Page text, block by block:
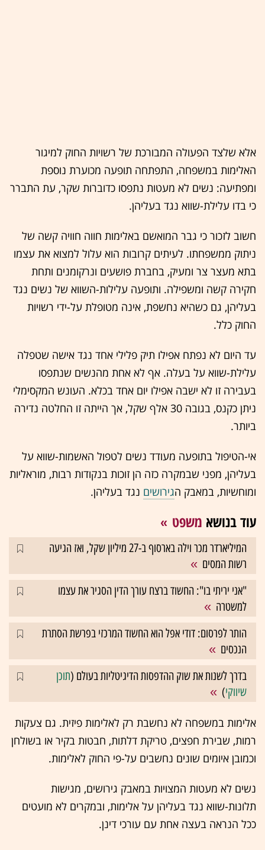
אלא שלצד הפעולה המבורכת של רשויות החוק למיגור
האלימות במשפחה, התפתחה תופעה מכוערת נוספת
ומפתיעה: נשים לא מעטות נתפסו כדוברות שקר, עת התברר
כי בדו עלילת-שווא נגד בעליהן.
חשוב לזכור כי גבר המואשם באלימות חווה חוויה קשה של
ניתוק ממשפחתו. לעיתים קרובות הוא עלול למצוא את עצמו
בתא מעצר צר ומעיק, בחברת פושעים ונרקומנים ותחת
חקירה קשה ומשפילה. ותופעה עלילות-השווא של נשים נגד
בעליהן, גם כשהיא נחשפת, אינה מטופלת על-ידי רשויות
החוק כלל.
עד היום לא נפתח אפילו תיק פלילי אחד נגד אישה שטפלה
עלילת-שווא על בעלה. אף לא אחת מהנשים שנתפסו
בעבירה זו לא ישבה אפילו יום אחד בכלא. העונש המקסימלי
ניתן כקנס, בגובה 30 אלף שקל, אך הייתה זו החלטה נדירה
ביותר.
אי-הטיפול בתופעה מעודד נשים לטפול האשמות-שווא על
בעליהן, מפני שבמקרה כזה הן זוכות בנקודות רבות, מוראליות
ומוחשיות, במאבק הגירושים נגד בעליהן.
עוד בנושא משפט
המיליארדר מכר וילה בארסוף ב-27 מיליון שקל, ואז הגיעה
רשות המסים
"אני יריתי בו": החשוד ברצח עורך הדין הסגיר את עצמו
למשטרה
הותר לפרסום: דודי אפל הוא החשוד המרכזי בפרשת הסתרת
הנכסים
בדרך לשנות את שוק ההדפסות הדיגיטליות בעולם (תוכן
שיווקי)
אלימות במשפחה לא נחשבת רק לאלימות פיזית. גם צעקות
רמות, שבירת חפצים, טריקת דלתות, חבטות בקיר או בשולחן
וכמובן איומים שונים נחשבים על-פי החוק לאלימות.
נשים לא מעטות המצויות במאבק גירושים, מגישות
תלונות-שווא נגד בעליהן על אלימות, ובמקרים לא מועטים
ככל הנראה בעצה אחת עם עורכי דינן.